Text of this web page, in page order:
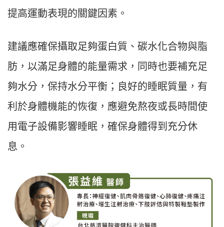
提高運動表現的關鍵因素。
建議應確保攝取足夠蛋白質、碳水化合物與脂
肪，以滿足身體的能量需求，同時也要補充足
夠水分，保持水分平衡；良好的睡眠質量，有
利於身體機能的恢復，應避免熬夜或長時間使
用電子設備影響睡眠，確保身體得到充分休
息。